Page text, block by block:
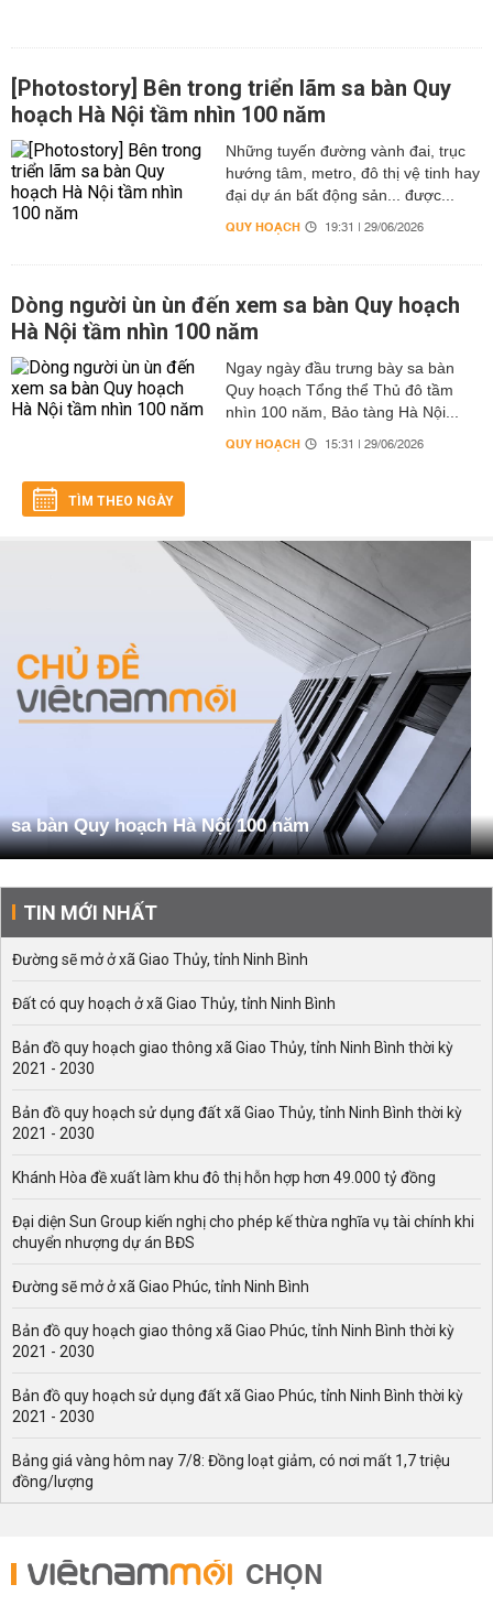
[Photostory] Bên trong triển lãm sa bàn Quy
hoạch Hà Nội tầm nhìn 100 năm
Những tuyến đường vành đai, trục
hướng tâm, metro, đô thị vệ tinh hay
đại dự án bất động sản... được...
QUY HOẠCH 19:31 | 29/06/2026
Dòng người ùn ùn đến xem sa bàn Quy hoạch
Hà Nội tầm nhìn 100 năm
Ngay ngày đầu trưng bày sa bàn
Quy hoạch Tổng thể Thủ đô tầm
nhìn 100 năm, Bảo tàng Hà Nội...
QUY HOẠCH 15:31 | 29/06/2026
TÌM THEO NGÀY
sa bàn Quy hoạch Hà Nội 100 năm
TIN MỚI NHẤT
Đường sẽ mở ở xã Giao Thủy, tỉnh Ninh Bình
Đất có quy hoạch ở xã Giao Thủy, tỉnh Ninh Bình
Bản đồ quy hoạch giao thông xã Giao Thủy, tỉnh Ninh Bình thời kỳ
2021 - 2030
Bản đồ quy hoạch sử dụng đất xã Giao Thủy, tỉnh Ninh Bình thời kỳ
2021 - 2030
Khánh Hòa đề xuất làm khu đô thị hỗn hợp hơn 49.000 tỷ đồng
Đại diện Sun Group kiến nghị cho phép kế thừa nghĩa vụ tài chính khi
chuyển nhượng dự án BĐS
Đường sẽ mở ở xã Giao Phúc, tỉnh Ninh Bình
Bản đồ quy hoạch giao thông xã Giao Phúc, tỉnh Ninh Bình thời kỳ
2021 - 2030
Bản đồ quy hoạch sử dụng đất xã Giao Phúc, tỉnh Ninh Bình thời kỳ
2021 - 2030
Bảng giá vàng hôm nay 7/8: Đồng loạt giảm, có nơi mất 1,7 triệu
đồng/lượng
CHỌN